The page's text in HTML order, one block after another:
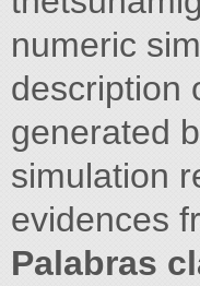
numeric
description
generated
simulation
evidences
Palabras